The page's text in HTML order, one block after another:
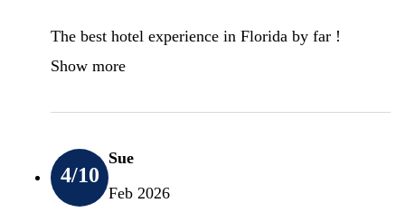
The best hotel experience in Florida by far !
Show more
4/10
Sue
Feb 2026